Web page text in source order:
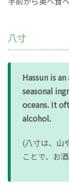
八寸
Hassun is
seasonal
oceans. It
alcohol.
(八寸は、山
ことで、お